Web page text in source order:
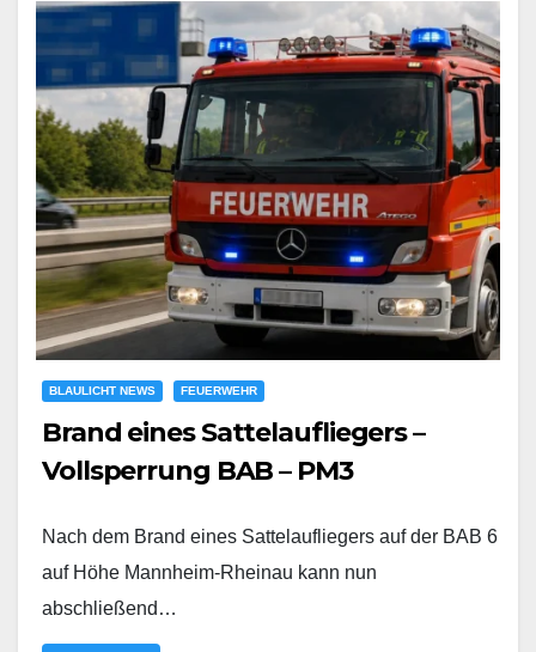
BLAULICHT NEWS FEUERWEHR
Brand eines Sattelaufliegers –
Vollsperrung BAB – PM3
Nach dem Brand eines Sattelaufliegers auf der BAB 6
auf Höhe Mannheim-Rheinau kann nun
abschließend…